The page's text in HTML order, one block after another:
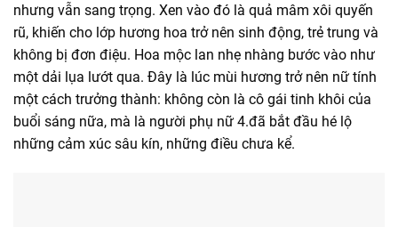
nhưng vẫn sang trọng. Xen vào đó là quả mâm xôi quyến
rũ, khiến cho lớp hương hoa trở nên sinh động, trẻ trung và
không bị đơn điệu. Hoa mộc lan nhẹ nhàng bước vào như
một dải lụa lướt qua. Đây là lúc mùi hương trở nên nữ tính
một cách trưởng thành: không còn là cô gái tinh khôi của
buổi sáng nữa, mà là người phụ nữ 4.đã bắt đầu hé lộ
những cảm xúc sâu kín, những điều chưa kể.